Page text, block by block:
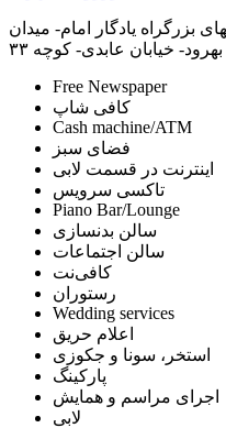
بزرگراه یادگار امام- میدان
بهرود- خیابان عابدی- کوچه ۳۳
Free Newspaper
کافی شاپ
Cash machine/ATM
فضای سبز
اینترنت در قسمت لابی
تاکسی سرویس
Piano Bar/Lounge
سالن بدنسازی
سالن اجتماعات
کافی‌نت
رستوران
Wedding services
اعلام حریق
استخر، سونا و جکوزی
پارکینگ
اجرای مراسم و همایش
لابی